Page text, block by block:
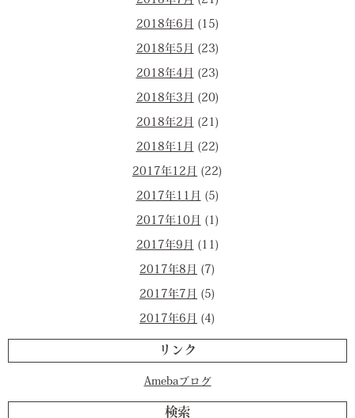
2018年6月 (15)
2018年5月 (23)
2018年4月 (23)
2018年3月 (20)
2018年2月 (21)
2018年1月 (22)
2017年12月 (22)
2017年11月 (5)
2017年10月 (1)
2017年9月 (11)
2017年8月 (7)
2017年7月 (5)
2017年6月 (4)
リンク
Amebaブログ
検索